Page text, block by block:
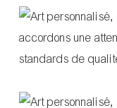
accordons une
standards de